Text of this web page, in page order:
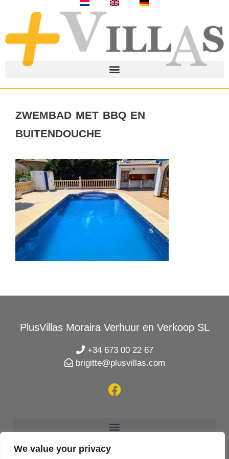
We value your privacy
zwembad met bbq en
buitendouche
PlusVillas Moraira Verhuur en Verkoop SL
+34 673 00 22 67
brigitte@plusvillas.com